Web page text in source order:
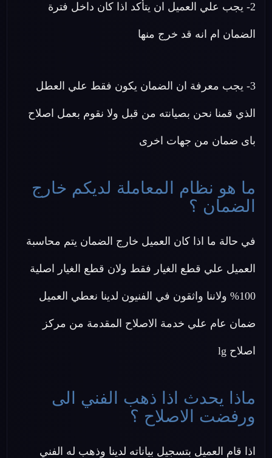
2- يجب علي العميل ان يتأكد اذا كان داخل فترة
الضمان ام انه قد خرج منها
3- يجب معرفة ان الضمان يكون فقط علي العطل
الذي قمنا نحن بصيانته من قبل ولا نقوم بعمل اصلاح
باى ضمان من جهات اخرى
ما هو نظام المعاملة لديكم خارج
الضمان ؟
في حالة ما اذا كان العميل خارج الضمان يتم محاسبة
العميل علي قطع الغيار فقط ولان قطع الغيار اصلية
100% ولاننا واثقون في الفنيون لدينا نعطي العميل
ضمان عام علي خدمة الاصلاح المقدمة من مركز
اصلاح lg
ماذا يحدث اذا ذهب الفني الى
ورفضت الاصلاح ؟
اذا قام العميل بتسجيل بياناته لدينا وذهب له الفني